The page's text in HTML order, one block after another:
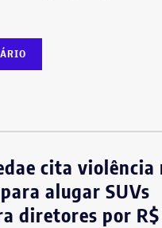
cita violência
alugar SUVs
diretores por R$